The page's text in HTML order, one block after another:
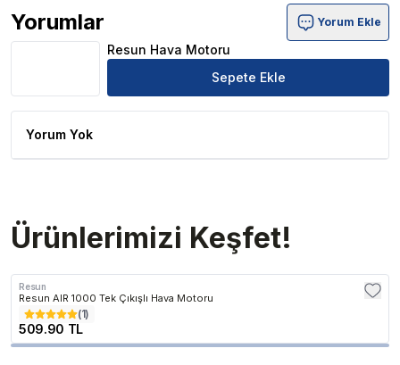
Yorumlar
Resun Hava Motoru Ürün Yorumları
Yorum Ekle
Resun Hava Motoru
Sepete Ekle
Yorum Yok
Ürünlerimizi Keşfet!
Resun
Resun AIR 1000 Tek Çıkışlı Hava Motoru
(1)
509.90 TL